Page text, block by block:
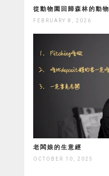
從動物園回歸森林的動物
FEBRUARY 8, 2026
老闆娘的生意經
OCTOBER 10, 2025